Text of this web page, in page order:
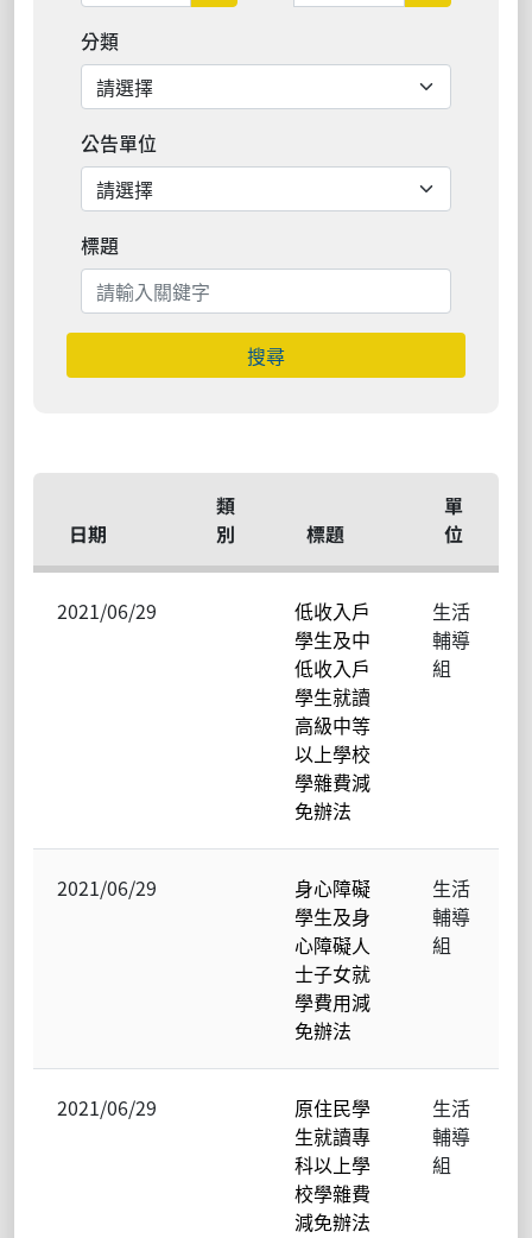
分類
公告單位
標題
搜尋
日期
類
別
標題
單
位
2021/06/29
低收入戶
學生及中
低收入戶
學生就讀
高級中等
以上學校
學雜費減
免辦法
生活
輔導
組
2021/06/29
身心障礙
學生及身
心障礙人
士子女就
學費用減
免辦法
生活
輔導
組
2021/06/29
原住民學
生就讀專
科以上學
校學雜費
減免辦法
生活
輔導
組